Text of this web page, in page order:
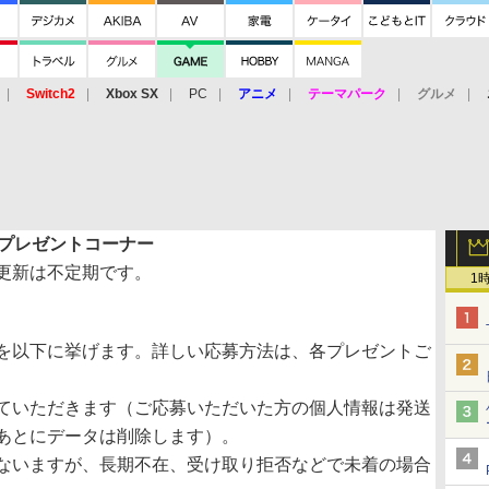
Switch2 Xbox SX PC アニメ テーマパーク グルメ
1
レゼントコーナー
は不定期です。
以下に挙げます。詳しい応募方法は、各プレゼントご
いただきます（ご応募いただいた方の個人情報は発送
にデータは削除します）。
いますが、長期不在、受け取り拒否などで未着の場合